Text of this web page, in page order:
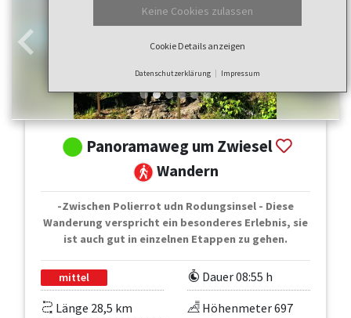
Keine Cookies zulassen
Cookie Details anzeigen
Datenschutzerklärung Impressum
Zurück
Panoramaweg um Zwiesel
Wandern
-Zwischen Polierrot udn Rodungsinsel - Diese
Wanderung verspricht ein besonderes Erlebnis, sie
ist auch gut in einzelnen Etappen zu gehen.
mittel
Dauer 08:55 h
Länge 28,5 km
Höhenmeter 697